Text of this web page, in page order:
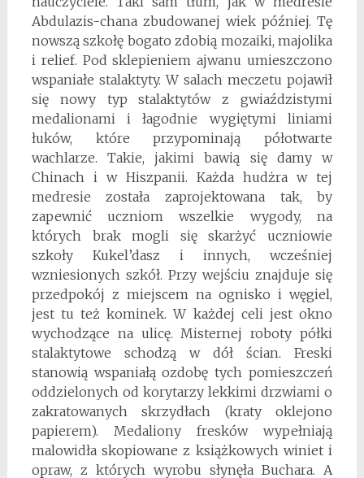
Abdulazis-chana zbudowanej wiek później. Tę
nowszą szkołę bogato zdobią mozaiki, majolika
i relief. Pod sklepieniem ajwanu umieszczono
wspaniałe stalaktyty. W salach meczetu pojawił
się nowy typ stalaktytów z gwiaździstymi
medalionami i łagodnie wygiętymi liniami
łuków, które przypominają półotwarte
wachlarze. Takie, jakimi bawią się damy w
Chinach i w Hiszpanii. Każda hudżra w tej
medresie została zaprojektowana tak, by
zapewnić uczniom wszelkie wygody, na
których brak mogli się skarżyć uczniowie
szkoły Kukel’dasz i innych, wcześniej
wzniesionych szkół. Przy wejściu znajduje się
przedpokój z miejscem na ognisko i węgiel,
jest tu też kominek. W każdej celi jest okno
wychodzące na ulicę. Misternej roboty półki
stalaktytowe schodzą w dół ścian. Freski
stanowią wspaniałą ozdobę tych pomieszczeń
oddzielonych od korytarzy lekkimi drzwiami o
zakratowanych skrzydłach (kraty oklejono
papierem). Medaliony fresków wypełniają
malowidła skopiowane z książkowych winiet i
opraw, z których wyrobu słynęła Buchara. A